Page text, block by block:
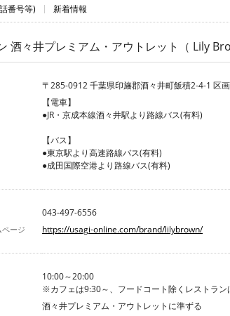
番号等) 新着情報
酒々井プレミアム・アウトレット（ Lily
〒285-0912 千葉県印旛郡酒々井町飯積2-4-1 区
【電車】
●JR・京成本線酒々井駅より路線バス(有料)
【バス】
●東京駅より高速路線バス(有料)
●成田国際空港より路線バス(有料)
043-497-6556
ージ https://usagi-online.com/brand/lilybrown/
10:00～20:00
※カフェは9:30～、フードコート除くレストラ
酒々井プレミアム・アウトレットに準ずる